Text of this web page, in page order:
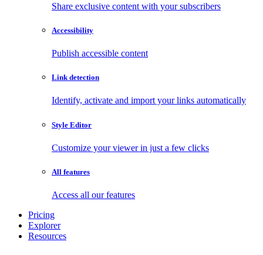
Share exclusive content with your subscribers
Accessibility
Publish accessible content
Link detection
Identify, activate and import your links automatically
Style Editor
Customize your viewer in just a few clicks
All features
Access all our features
Pricing
Explorer
Resources